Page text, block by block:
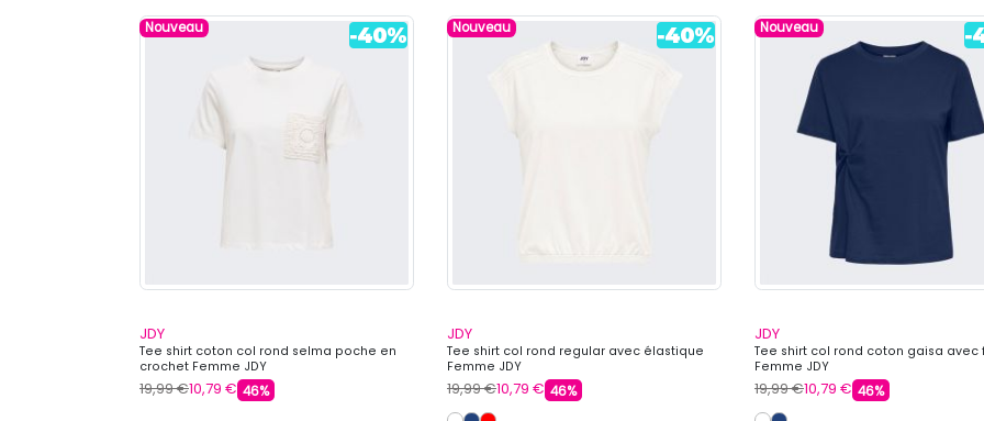
Nouveau
JDY
Tee shirt coton col rond selma poche en
crochet Femme JDY
19,99 €10,79 € 46%
Nouveau
JDY
Tee shirt col rond regular avec élastique
Femme JDY
19,99 €10,79 € 46%
Nouveau
JDY
Tee shirt col rond coton gaisa avec
Femme JDY
19,99 €10,79 € 46%